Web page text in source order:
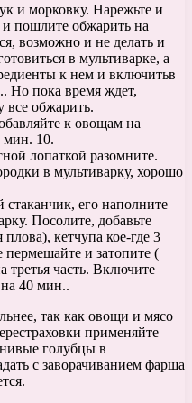
и морковку. Нарежьте и
и пошлите обжарить на
возможно и не делать и
в мультиварке, а
к нем и включитьв
Но пока время ждет,
обжарить.
к овощам на
мин. 10.
лопаткой разомните.
в мультиварку, хорошо
его наполните
Посолите, добавьте
кетчупа кое-где 3
и затопите (
третья часть. Включите
40 мин..
так как овощи и мясо
применяйте
голубцы в
с заворачиванием фарша